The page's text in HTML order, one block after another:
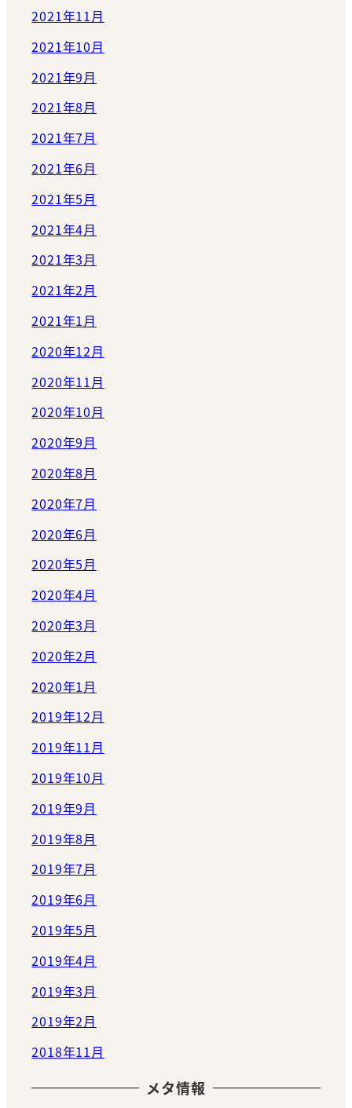
2021年11月
2021年10月
2021年9月
2021年8月
2021年7月
2021年6月
2021年5月
2021年4月
2021年3月
2021年2月
2021年1月
2020年12月
2020年11月
2020年10月
2020年9月
2020年8月
2020年7月
2020年6月
2020年5月
2020年4月
2020年3月
2020年2月
2020年1月
2019年12月
2019年11月
2019年10月
2019年9月
2019年8月
2019年7月
2019年6月
2019年5月
2019年4月
2019年3月
2019年2月
2018年11月
メタ情報